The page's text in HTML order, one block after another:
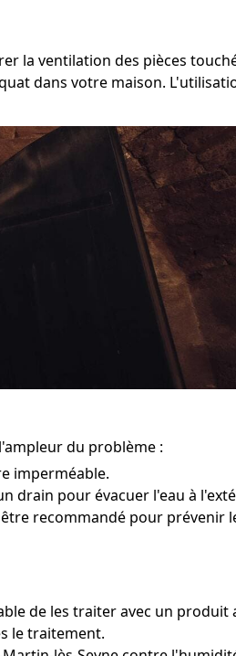
la ventilation des pièces
dans votre maison.
du problème :
imperméable.
drain pour évacuer l'eau à
recommandé pour prévenir
de les traiter avec un produit
le traitement.